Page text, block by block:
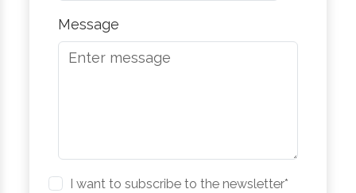
Message
I want to subscribe to the newsletter*